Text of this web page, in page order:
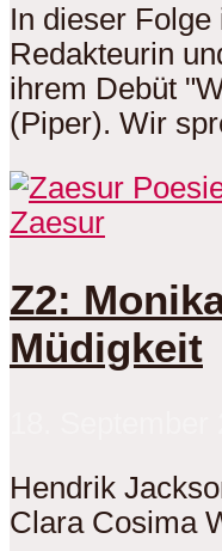
In dieser
Redakteurin
ihrem Debüt
(Piper). Wir
Zaesur
Z2:
Müdigkeit
Hendrik
Clara Cosima